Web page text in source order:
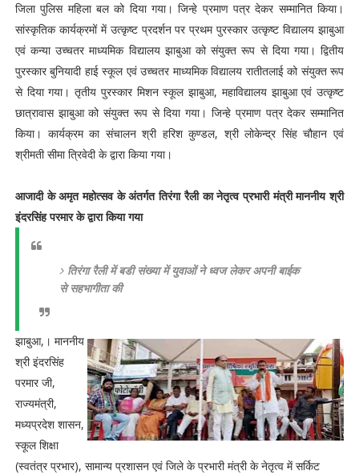
जिला पुलिस महिला बल को दिया गया। जिन्हे प्रमाण पत्र देकर सम्मानित किया।
सांस्कृतिक कार्यक्रमों में उत्कृष्ट प्रदर्शन पर प्रथम पुरस्कार उत्कृष्ट विद्यालय झाबुआ
एवं कन्या उच्चतर माध्यमिक विद्यालय झाबुआ को संयुक्त रूप से दिया गया। द्वितीय
पुरस्कार बुनियादी हाई स्कूल एवं उच्चतर माध्यमिक विद्यालय रातीतलाई को संयुक्त रूप
से दिया गया। तृतीय पुरस्कार मिशन स्कूल झाबुआ, महाविद्यालय झाबुआ एवं उत्कृष्ट
छात्रावास झाबुआ को संयुक्त रूप से दिया गया। जिन्हे प्रमाण पत्र देकर सम्मानित
किया। कार्यक्रम का संचालन श्री हरिश कुण्डल, श्री लोकेन्द्र सिंह चौहान एवं
श्रीमती सीमा त्रिवेदी के द्वारा किया गया।
आजादी के अमृत महोत्सव के अंतर्गत तिरंगा रैली का नेतृत्व प्रभारी मंत्री माननीय श्री
इंदरसिंह परमार के द्वारा किया गया
तिरंगा रैली में बडी संख्या में युवाओं ने ध्वज लेकर अपनी बाईक
से सहभागीता की
झाबुआ,। माननीय
श्री इंदरसिंह
परमार जी,
राज्यमंत्री,
मध्यप्रदेश शासन,
स्कूल शिक्षा
(स्वतंत्र प्रभार), सामान्य प्रशासन एवं जिले के प्रभारी मंत्री के नेतृत्व में सर्किट